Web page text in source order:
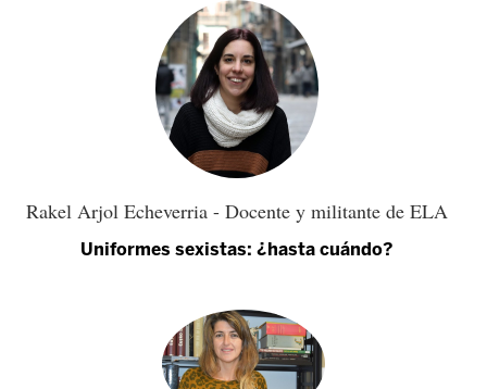
Rakel Arjol Echeverria - Docente y militante de ELA
Uniformes sexistas: ¿hasta cuándo?